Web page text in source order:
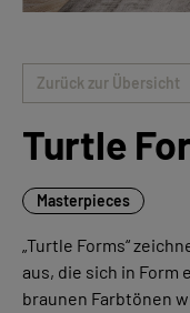
Zurück zur Übersicht
Turtle
Masterpieces
„Turtle Forms“
aus, die sich in Form
braunen Farbtönen